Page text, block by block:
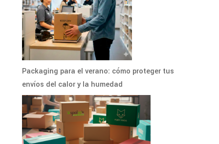
Packaging para el verano: cómo proteger tus
envíos del calor y la humedad